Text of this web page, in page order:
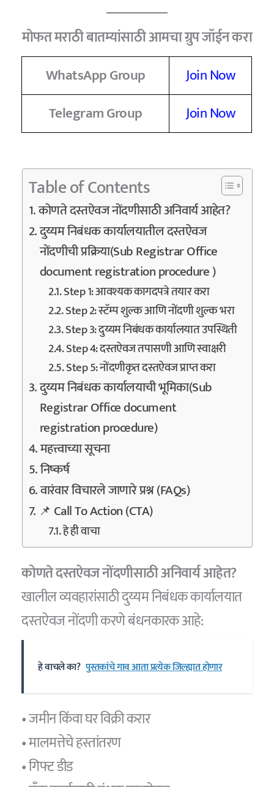
मोफत मराठी बातम्यांसाठी आमचा ग्रुप जॉईन करा
WhatsApp Group
Join Now
Telegram Group
Join Now
Table of Contents
कोणते दस्तऐवज नोंदणीसाठी अनिवार्य आहेत?
दुय्यम निबंधक कार्यालयातील दस्तऐवज
नोंदणीची प्रक्रिया(Sub Registrar Office
document registration procedure )
Step 1: आवश्यक कागदपत्रे तयार करा
Step 2: स्टॅम्प शुल्क आणि नोंदणी शुल्क भरा
Step 3: दुय्यम निबंधक कार्यालयात उपस्थिती
Step 4: दस्तऐवज तपासणी आणि स्वाक्षरी
Step 5: नोंदणीकृत दस्तऐवज प्राप्त करा
दुय्यम निबंधक कार्यालयाची भूमिका(Sub
Registrar Office document
registration procedure)
महत्त्वाच्या सूचना
निष्कर्ष
वारंवार विचारले जाणारे प्रश्न (FAQs)
📌 Call To Action (CTA)
हे ही वाचा
कोणते दस्तऐवज नोंदणीसाठी अनिवार्य आहेत?
खालील व्यवहारांसाठी दुय्यम निबंधक कार्यालयात
दस्तऐवज नोंदणी करणे बंधनकारक आहे:
हे वाचले का? पुस्तकांचे गाव आता प्रत्येक जिल्ह्यात होणार
• जमीन किंवा घर विक्री करार
• मालमत्तेचे हस्तांतरण
• गिफ्ट डीड